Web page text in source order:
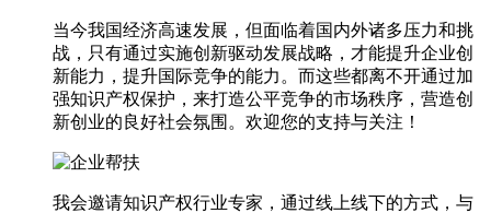
当今我国经济高速发展，但面临着国内外诸多压力和挑
战，只有通过实施创新驱动发展战略，才能提升企业创
新能力，提升国际竞争的能力。而这些都离不开通过加
强知识产权保护，来打造公平竞争的市场秩序，营造创
新创业的良好社会氛围。欢迎您的支持与关注！
我会邀请知识产权行业专家，通过线上线下的方式，与